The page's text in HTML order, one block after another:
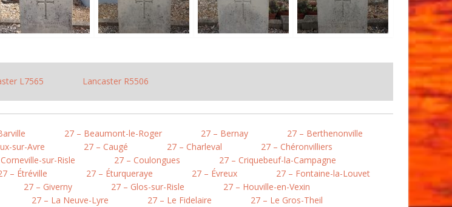
L7565 Lancaster R5506
27 – Beaumont-le-Roger 27 – Bernay
27 – Berthenonville
sur-Avre 27 – Caugé 27 – Charleval
27 – Chéronvilliers
sur-Risle 27 – Coulongues
27 – Criquebeuf-la-Campagne
– Étréville 27 – Éturqueraye 27 – Évreux
27 – Fontaine-la-Louvet
27 – Giverny 27 – Glos-sur-Risle
27 – Houville-en-Vexin
27 – La Neuve-Lyre 27 – Le Fidelaire
27 – Le Gros-Theil